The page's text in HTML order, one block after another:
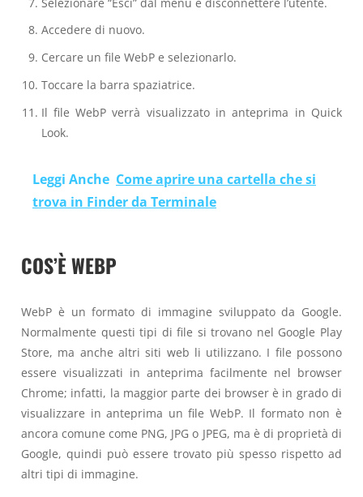
Accedere di nuovo.
Cercare un file WebP e selezionarlo.
Toccare la barra spaziatrice.
Il file WebP verrà visualizzato in anteprima in Quick
Look.
Leggi Anche Come aprire una cartella che si
trova in Finder da Terminale
COS’È WEBP
WebP è un formato di immagine sviluppato da Google.
Normalmente questi tipi di file si trovano nel Google Play
Store, ma anche altri siti web li utilizzano. I file possono
essere visualizzati in anteprima facilmente nel browser
Chrome; infatti, la maggior parte dei browser è in grado di
visualizzare in anteprima un file WebP. Il formato non è
ancora comune come PNG, JPG o JPEG, ma è di proprietà di
Google, quindi può essere trovato più spesso rispetto ad
altri tipi di immagine.